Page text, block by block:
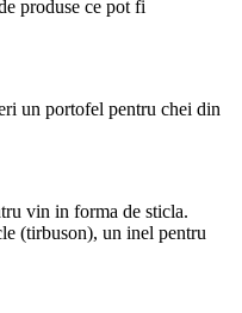
produse ce pot fi
un portofel pentru chei din
vin in forma de sticla.
(tirbuson), un inel pentru